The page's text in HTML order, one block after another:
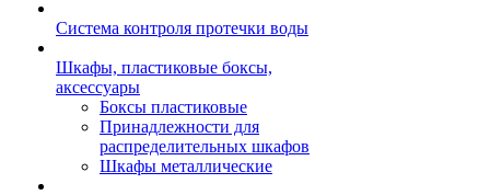
Система контроля протечки воды
Шкафы, пластиковые боксы,
аксессуары
Боксы пластиковые
Принадлежности для
распределительных шкафов
Шкафы металлические